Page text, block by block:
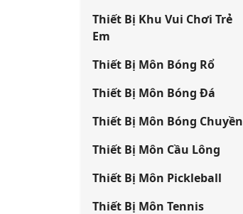
Thiết Bị Khu Vui Chơi Trẻ
Em
Thiết Bị Môn Bóng Rổ
Thiết Bị Môn Bóng Đá
Thiết Bị Môn Bóng Chuyền
Thiết Bị Môn Cầu Lông
Thiết Bị Môn Pickleball
Thiết Bị Môn Tennis